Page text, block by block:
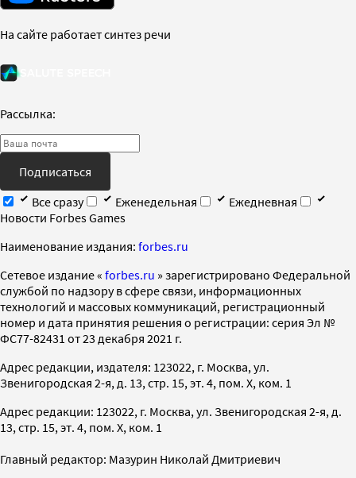
На сайте работает синтез речи
Рассылка:
Подписаться
Все сразу
Еженедельная
Ежедневная
Новости Forbes Games
Наименование издания: forbes.ru
Cетевое издание « forbes.ru » зарегистрировано Федеральной
службой по надзору в сфере связи, информационных
технологий и массовых коммуникаций, регистрационный
номер и дата принятия решения о регистрации: серия Эл №
ФС77-82431 от 23 декабря 2021 г.
Адрес редакции, издателя: 123022, г. Москва, ул.
Звенигородская 2-я, д. 13, стр. 15, эт. 4, пом. X, ком. 1
Адрес редакции: 123022, г. Москва, ул. Звенигородская 2-я, д.
13, стр. 15, эт. 4, пом. X, ком. 1
Главный редактор: Мазурин Николай Дмитриевич